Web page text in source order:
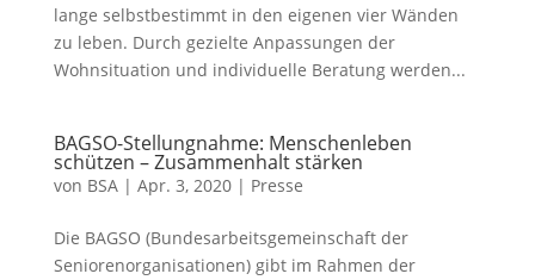
lange selbstbestimmt in den eigenen vier Wänden
zu leben. Durch gezielte Anpassungen der
Wohnsituation und individuelle Beratung werden...
BAGSO-Stellungnahme: Menschenleben
schützen – Zusammenhalt stärken
von BSA| Apr. 3, 2020| Presse
Die BAGSO (Bundesarbeitsgemeinschaft der
Seniorenorganisationen) gibt im Rahmen der